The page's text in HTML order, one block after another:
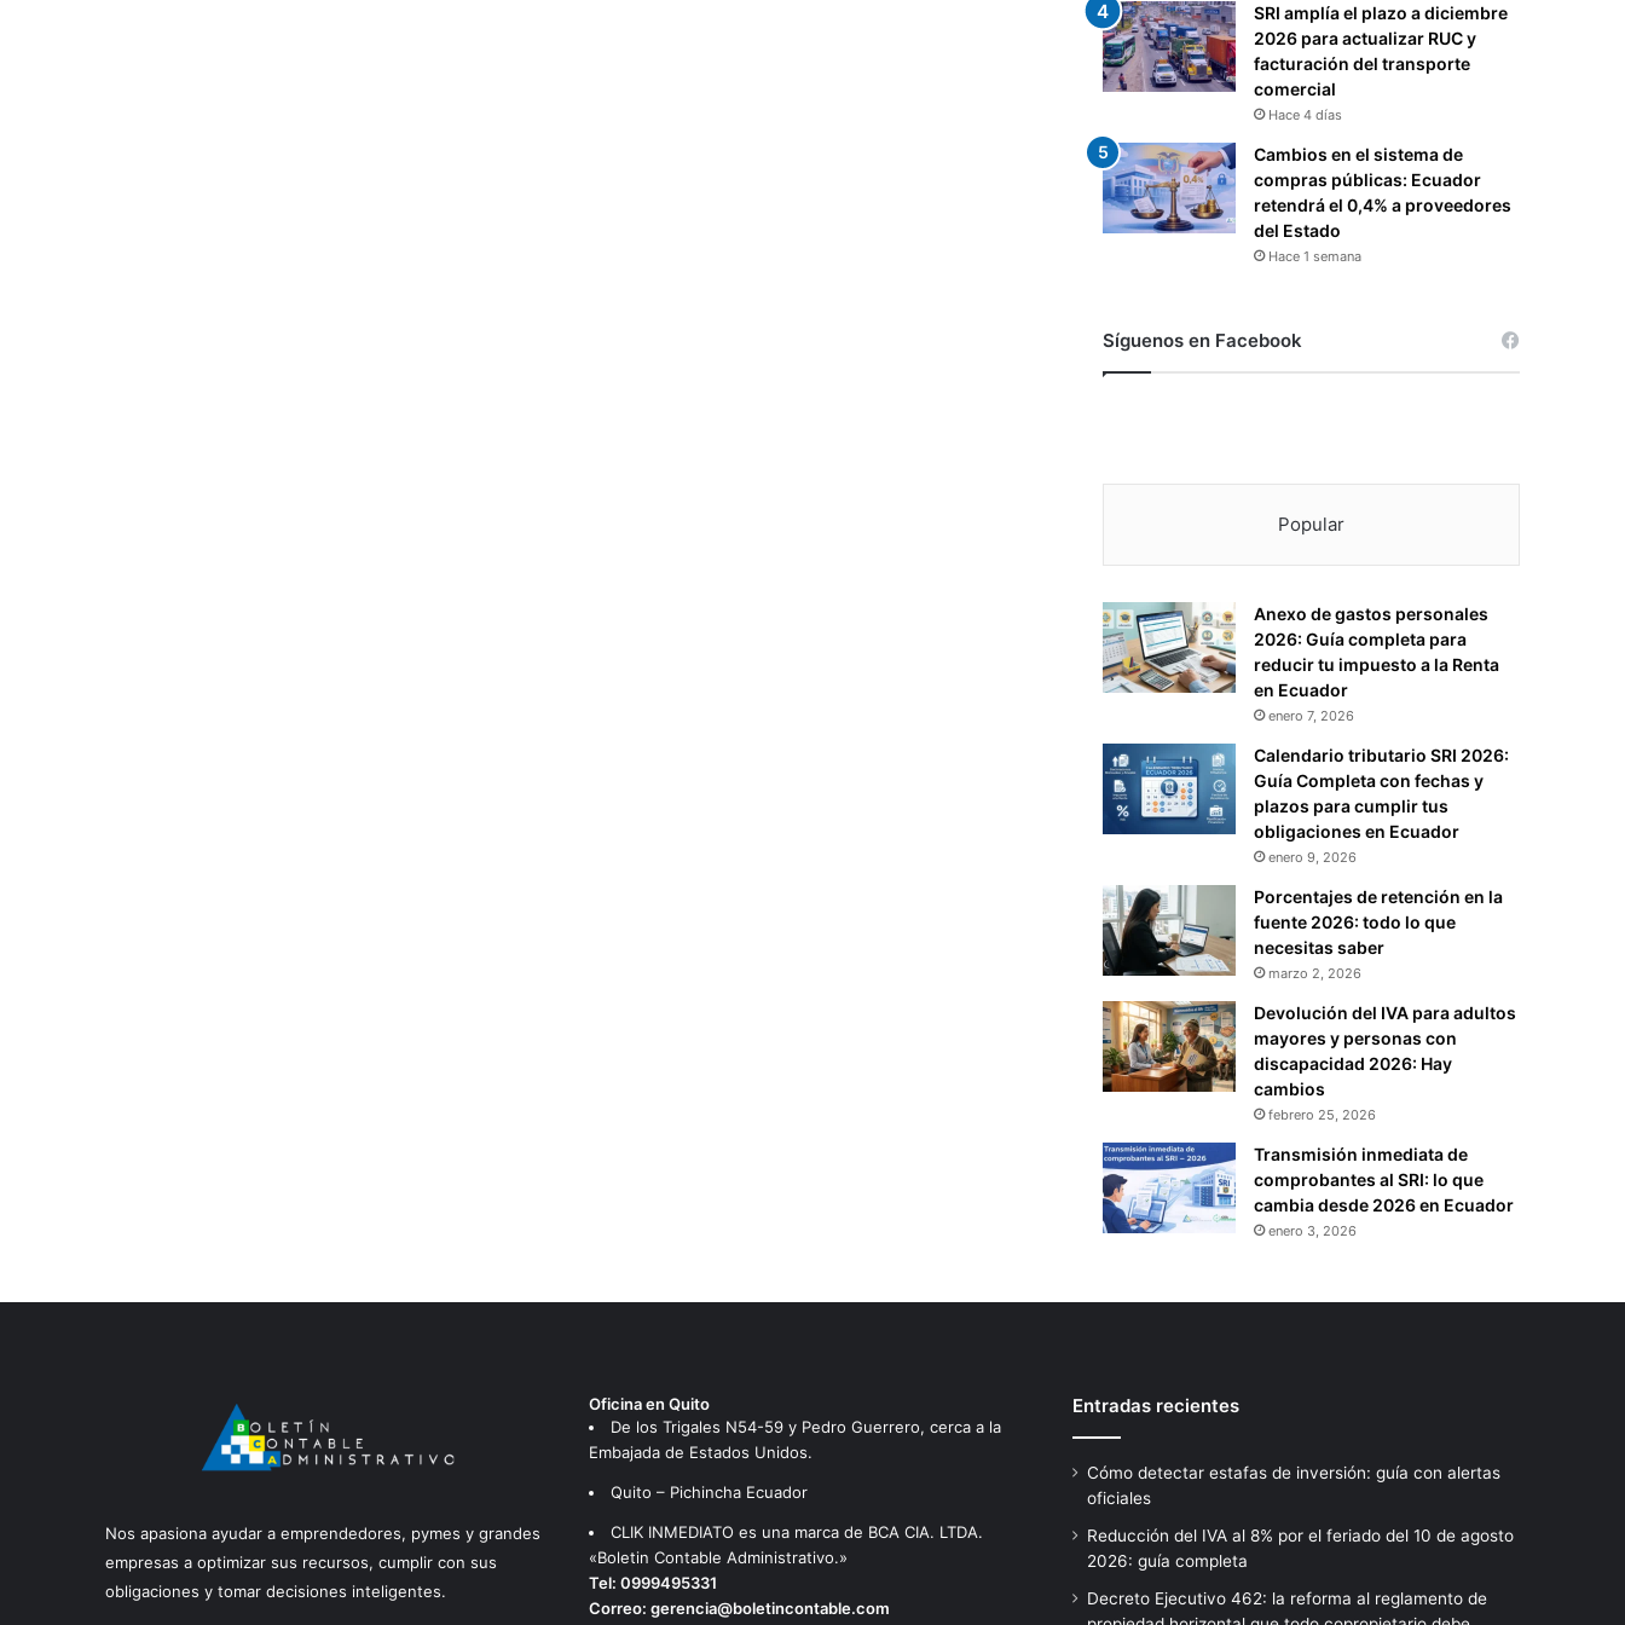
SRI amplía el plazo a diciembre
2026 para actualizar RUC y
facturación del transporte
comercial
Hace 4 días
Cambios en el sistema de
compras públicas: Ecuador
retendrá el 0,4% a proveedores
del Estado
Hace 1 semana
Síguenos en Facebook
Popular
Anexo de gastos personales
2026: Guía completa para
reducir tu impuesto a la Renta
en Ecuador
enero 7, 2026
Calendario tributario SRI 2026:
Guía Completa con fechas y
plazos para cumplir tus
obligaciones en Ecuador
enero 9, 2026
Porcentajes de retención en la
fuente 2026: todo lo que
necesitas saber
marzo 2, 2026
Devolución del IVA para adultos
mayores y personas con
discapacidad 2026: Hay
cambios
febrero 25, 2026
Transmisión inmediata de
comprobantes al SRI: lo que
cambia desde 2026 en Ecuador
enero 3, 2026
Nos apasiona ayudar a emprendedores, pymes y grandes
empresas a optimizar sus recursos, cumplir con sus
obligaciones y tomar decisiones inteligentes.
Oficina en Quito
De los Trigales N54-59 y Pedro Guerrero, cerca a la
Embajada de Estados Unidos.
Quito – Pichincha Ecuador
CLIK INMEDIATO es una marca de BCA CIA. LTDA.
«Boletin Contable Administrativo.»
Tel: 0999495331
Correo: gerencia@boletincontable.com
Entradas recientes
Cómo detectar estafas de inversión: guía con alertas
oficiales
Reducción del IVA al 8% por el feriado del 10 de agosto
2026: guía completa
Decreto Ejecutivo 462: la reforma al reglamento de